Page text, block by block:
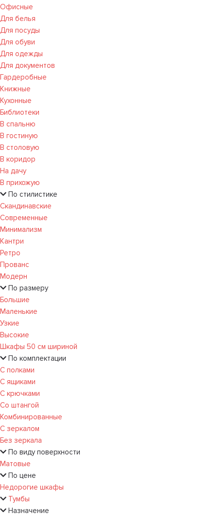
Офисные
Для белья
Для посуды
Для обуви
Для одежды
Для документов
Гардеробные
Книжные
Кухонные
Библиотеки
В спальню
В гостиную
В столовую
В коридор
На дачу
В прихожую
По стилистике
Скандинавские
Современные
Минимализм
Кантри
Ретро
Прованс
Модерн
По размеру
Большие
Маленькие
Узкие
Высокие
Шкафы 50 см шириной
По комплектации
С полками
С ящиками
С крючками
Со штангой
Комбинированные
С зеркалом
Без зеркала
По виду поверхности
Матовые
По цене
Недорогие шкафы
Тумбы
Назначение